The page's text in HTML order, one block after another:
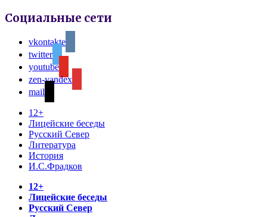
Социальные сети
vkontakte
twitter
youtube
zen-yandex
mail
12+
Лицейские беседы
Русский Север
Литература
История
И.С.Фрадков
12+
Лицейские беседы
Русский Север